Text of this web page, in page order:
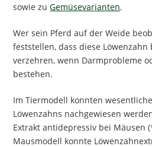
sowie zuGemüsevarianten.
Wer sein Pferd auf der Weide
feststellen, dass diese
verzehren, wenn Darmprobleme
bestehen.
Im Tiermodell konnten
Löwenzahns nachgewiesen
Extrakt antidepressiv bei Mäusen
Mausmodell konnte